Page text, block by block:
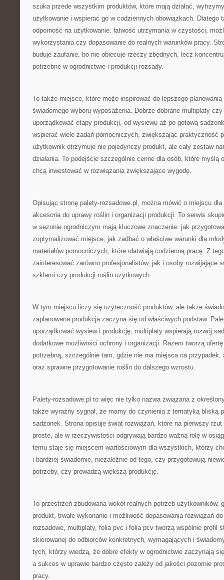
szuka przede wszystkim produktów, które mają działać,
użytkowanie i wspierać go w codziennych obowiązkach. Dlatego
odporność na użytkowanie, łatwość utrzymania w czystości,
wykorzystania czy dopasowanie do realnych warunków pracy.
buduje zaufanie, bo nie obiecuje rzeczy zbędnych, lecz
potrzebne w ogrodnictwie i produkcji rozsady.
To także miejsce, które może inspirować do lepszego
świadomego wyboru wyposażenia. Dobrze dobrane multiplaty
uporządkować etapy produkcji, od wysiewu aż po gotową
wspierać wiele zadań pomocniczych, zwiększając praktyczność
użytkownik otrzymuje nie pojedynczy produkt, ale cały zestaw
działania. To podejście szczególnie cenne dla osób, które myślą
chcą inwestować w rozwiązania zwiększające wygodę.
Opisując stronę palety-rozsadowe.pl, można mówić o miejscu
akcesoria do uprawy roślin i organizacji produkcji. To serwis
w sezonie ogrodniczym mają kluczowe znaczenie: jak
zoptymalizować miejsce, jak zadbać o właściwe warunki dla
materiałów pomocniczych, które ułatwiają codzienną pracę. Z
zainteresować zarówno profesjonalistów, jak i osoby rozwijające
szklarni czy produkcji roślin użytkowych.
W tym miejscu liczy się użyteczność produktów, ale także
zaplanowana produkcja zaczyna się od właściwych podstaw.
uporządkować wysiew i produkcję, multiplaty wspierają rozwój
dodatkowe możliwości ochrony i organizacji. Razem tworzą
potrzebną, szczególnie tam, gdzie nie ma miejsca na
oraz sprawne przygotowanie roślin do dalszego wzrostu.
Palety-rozsadowe.pl to więc nie tylko nazwa związana z
także wyraźny sygnał, że mamy do czynienia z tematyką bliską
sadzonek. Strona opisuje świat rozwiązań, które na pierwszy
proste, ale w rzeczywistości odgrywają bardzo ważną rolę w
temu staje się miejscem wartościowym dla wszystkich, którzy
i bardziej świadomie, niezależnie od tego, czy przygotowują
potrzeby, czy prowadzą większą produkcję.
To przestrzeń zbudowana wokół realnych potrzeb
produkt, trwałe wykonanie i możliwość dopasowania rozwiązań
rozsadowe, multiplaty, folia pvc i folia pcv tworzą wspólnie profil
skierowanej do odbiorców konkretnych, wymagających i
tych, którzy wiedzą, że dobre efekty w ogrodnictwie zaczynają
a sukces w uprawie bardzo często zależy od jakości pozornie
pracy.